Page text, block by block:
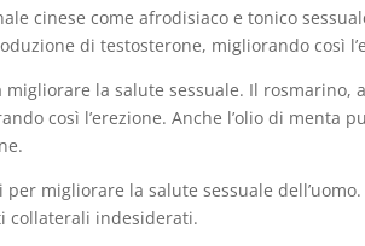
cinese come afrodisiaco e tonico
di testosterone, migliorando così
la salute sessuale. Il rosmarino,
così l’erezione. Anche l’olio di menta
migliorare la salute sessuale
collaterali indesiderati.